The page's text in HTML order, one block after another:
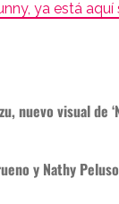
ya está
nuevo visual de
y Nathy